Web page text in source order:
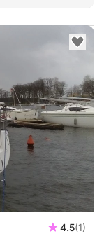
4.5(1)